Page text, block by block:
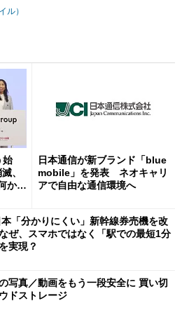
ル）
始
、
か解
日本通信が新ブランド「blue
mobile」を発表 ネオキャリ
アで自由な通信環境へ
「分かりにくい」新幹線券売機を改
ぜ、スマホではなく「駅での最短1分
実現？
写真／動画をもう一段安全に 買い切
ドストレージ